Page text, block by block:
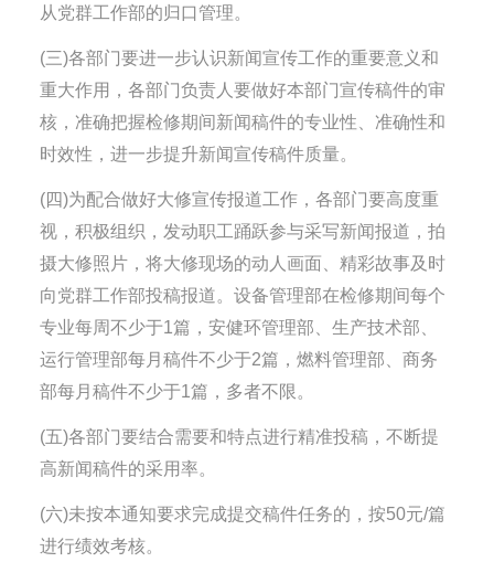
从党群工作部的归口管理。
(三)各部门要进一步认识新闻宣传工作的重要意义和
重大作用，各部门负责人要做好本部门宣传稿件的审
核，准确把握检修期间新闻稿件的专业性、准确性和
时效性，进一步提升新闻宣传稿件质量。
(四)为配合做好大修宣传报道工作，各部门要高度重
视，积极组织，发动职工踊跃参与采写新闻报道，拍
摄大修照片，将大修现场的动人画面、精彩故事及时
向党群工作部投稿报道。设备管理部在检修期间每个
专业每周不少于1篇，安健环管理部、生产技术部、
运行管理部每月稿件不少于2篇，燃料管理部、商务
部每月稿件不少于1篇，多者不限。
(五)各部门要结合需要和特点进行精准投稿，不断提
高新闻稿件的采用率。
(六)未按本通知要求完成提交稿件任务的，按50元/篇
进行绩效考核。